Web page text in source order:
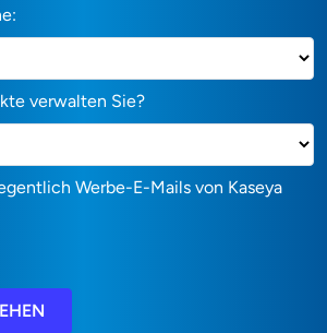
verwalten Sie?
Werbe-E-Mails von Kaseya